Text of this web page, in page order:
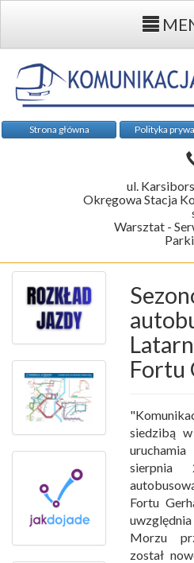
Strona główna Polityka
ul.
Okręgowa Stacja
Warsztat -
Fortu
siedzibą
sierpnia
Fortu
Morzu
został